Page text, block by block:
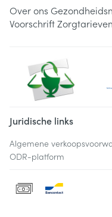
Over ons
VoorschriftZorgtarieven
Juridische links
Algemene
ODR-platform